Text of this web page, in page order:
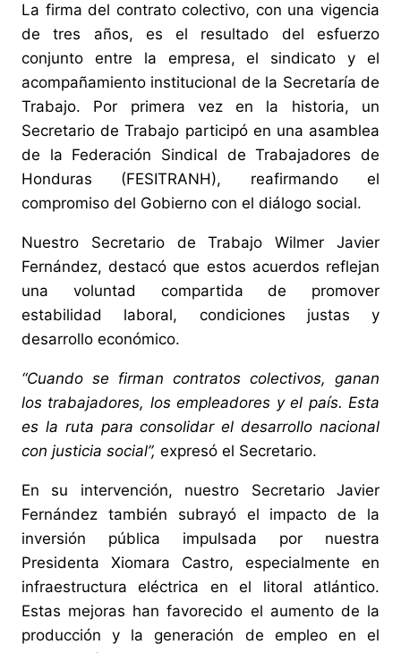
La firma del contrato colectivo, con una vigencia
de tres años, es el resultado del esfuerzo
conjunto entre la empresa, el sindicato y el
acompañamiento institucional de la Secretaría de
Trabajo. Por primera vez en la historia, un
Secretario de Trabajo participó en una asamblea
de la Federación Sindical de Trabajadores de
Honduras (FESITRANH), reafirmando el
compromiso del Gobierno con el diálogo social.
Nuestro Secretario de Trabajo Wilmer Javier
Fernández, destacó que estos acuerdos reflejan
una voluntad compartida de promover
estabilidad laboral, condiciones justas y
desarrollo económico.
“Cuando se firman contratos colectivos, ganan
los trabajadores, los empleadores y el país. Esta
es la ruta para consolidar el desarrollo nacional
con justicia social”, expresó el Secretario.
En su intervención, nuestro Secretario Javier
Fernández también subrayó el impacto de la
inversión pública impulsada por nuestra
Presidenta Xiomara Castro, especialmente en
infraestructura eléctrica en el litoral atlántico.
Estas mejoras han favorecido el aumento de la
producción y la generación de empleo en el